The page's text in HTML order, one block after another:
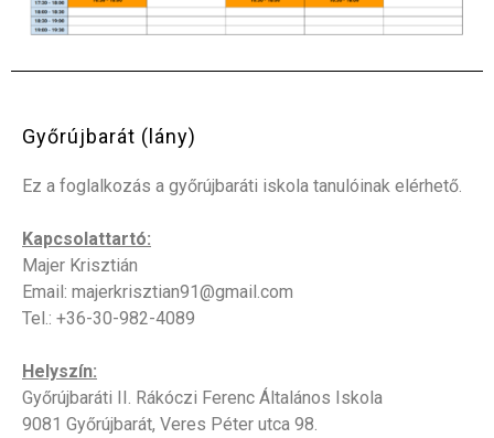
Győrújbarát (lány)
Ez a foglalkozás a győrújbaráti iskola tanulóinak elérhető.
Kapcsolattartó:
Majer Krisztián
Email: majerkrisztian91@gmail.com
Te l.: +36-30-982-4089
Helyszín:
Győrújbaráti II. Rákóczi Ferenc Általános Iskola
9081 Győrújbarát, Veres Péter utca 98.